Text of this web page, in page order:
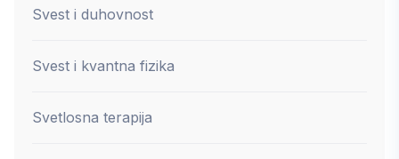
Svest i duhovnost
Svest i kvantna fizika
Svetlosna terapija